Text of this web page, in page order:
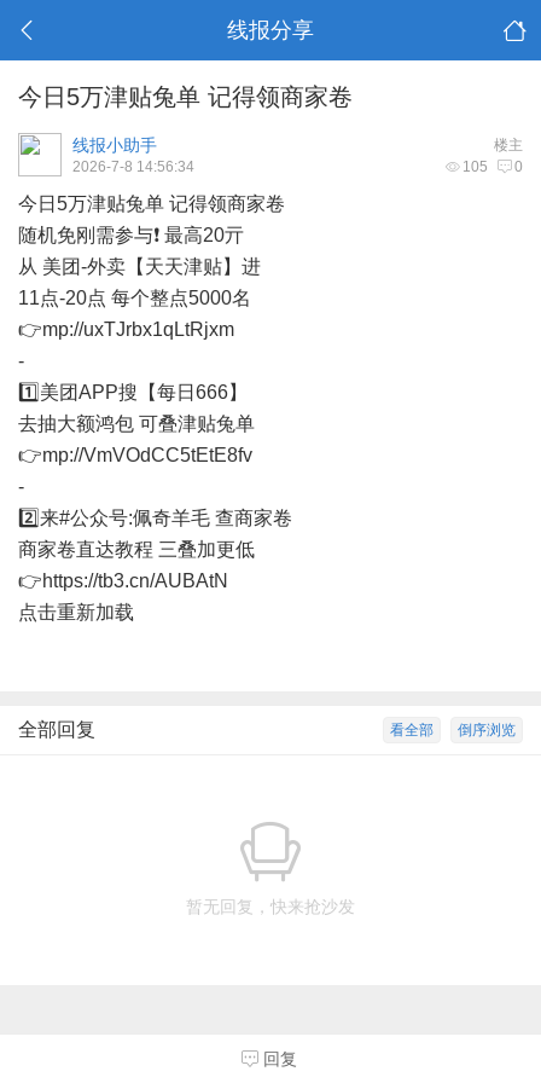
线报分享
今日5万津贴兔单 记得领商家卷
楼主
线报小助手
105 0
2026-7-8 14:56:34
今日5万津贴兔单 记得领商家卷
随机免刚需参与❗ 最高20亓
从 美团-外卖【天天津贴】进
11点-20点 每个整点5000名
👉mp://uxTJrbx1qLtRjxm
-
1️⃣美团APP搜【每日666】
去抽大额鸿包 可叠津贴兔单
👉mp://VmVOdCC5tEtE8fv
-
2️⃣来#公众号:佩奇羊毛 查商家卷
商家卷直达教程 三叠加更低
👉https://tb3.cn/AUBAtN
点击重新加载
倒序浏览
看全部
全部回复
暂无回复，快来抢沙发
回复